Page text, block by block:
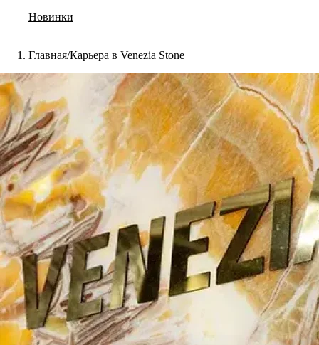
Новинки
Главная Карьера в Venezia Stone